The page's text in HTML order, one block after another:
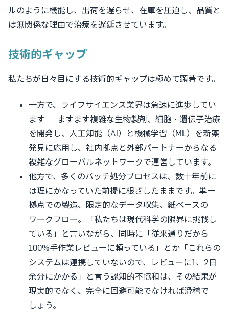
ルのように機能し、出荷を遅らせ、在庫を圧迫し、品質と
は無関係な理由で治療を遅延させています。
技術的ギャップ
私たちが日々目にする技術的ギャップは極めて顕著です。
一方で、ライフサイエンス業界は急速に進歩してい
ます — ますます複雑な生物製剤、細胞・遺伝子治療
を開発し、人工知能（AI）と機械学習（ML）を新薬
発見に応用し、社内拠点と外部パートナーからなる
複雑なグローバルネットワークで運営しています。
他方で、多くのバッチ処分プロセスは、数十年前に
は理にかなっていた前提に根ざしたままです。単一
拠点での製造、限定的なデータ収集、紙ベースの
ワークフロー。「私たちは現代科学の限界に挑戦し
ている」と言いながら、同時に「従来通りだから
100%手作業レビューに頼っている」とか「これらの
システムは連携していないので、レビューに1、2日
余分にかかる」と言う認知的不協和は、その結果が
現実的でなく、完全に回避可能でなければ滑稽で
しょう。